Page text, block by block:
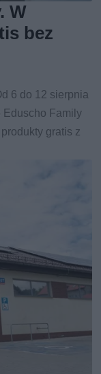
W
bez
6 do 12 sierpnia
Eduscho Family
gratis z